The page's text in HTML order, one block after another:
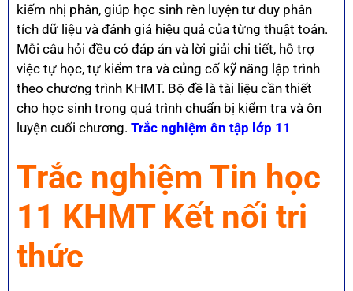
kiếm nhị phân, giúp học sinh rèn luyện tư duy phân
tích dữ liệu và đánh giá hiệu quả của từng thuật toán.
Mỗi câu hỏi đều có đáp án và lời giải chi tiết, hỗ trợ
việc tự học, tự kiểm tra và củng cố kỹ năng lập trình
theo chương trình KHMT. Bộ đề là tài liệu cần thiết
cho học sinh trong quá trình chuẩn bị kiểm tra và ôn
luyện cuối chương. Trắc nghiệm ôn tập lớp 11
Trắc nghiệm Tin học
11 KHMT Kết nối tri
thức